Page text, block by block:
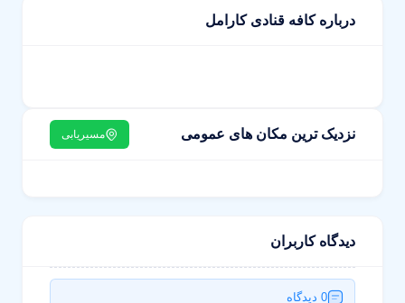
درباره کافه قنادی کارامل
نزدیک ترین مکان های عمومی مسیریابی
دیدگاه کاربران
0 دیدگاه